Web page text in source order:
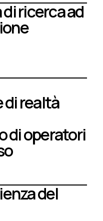
ricerca ad
di realtà
di operatori
del